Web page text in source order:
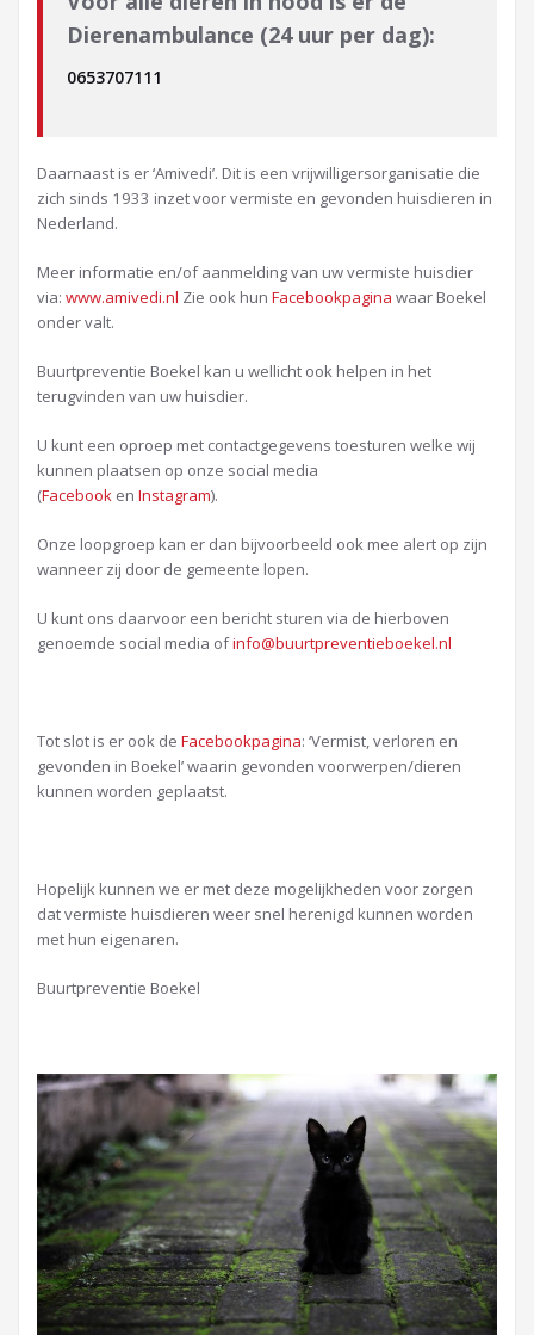
Dierenambulance (24 uur per dag):
0653707111
Daarnaast is er ‘Amivedi’. Dit is een vrijwilligersorganisatie die
zich sinds 1933 inzet voor vermiste en gevonden huisdieren in
Nederland.
Meer informatie en/of aanmelding van uw vermiste huisdier
via: www.amivedi.nl Zie ook hun Facebookpagina waar Boekel
onder valt.
Buurtpreventie Boekel kan u wellicht ook helpen in het
terugvinden van uw huisdier.
U kunt een oproep met contactgegevens toesturen welke wij
kunnen plaatsen op onze social media
(Facebook en Instagram).
Onze loopgroep kan er dan bijvoorbeeld ook mee alert op zijn
wanneer zij door de gemeente lopen.
U kunt ons daarvoor een bericht sturen via de hierboven
genoemde social media ofinfo@buurtpreventieboekel.nl
Tot slot is er ook de Facebookpagina: ‘Vermist, verloren en
gevonden in Boekel’ waarin gevonden voorwerpen/dieren
kunnen worden geplaatst.
Hopelijk kunnen we er met deze mogelijkheden voor zorgen
dat vermiste huisdieren weer snel herenigd kunnen worden
met hun eigenaren.
Buurtpreventie Boekel